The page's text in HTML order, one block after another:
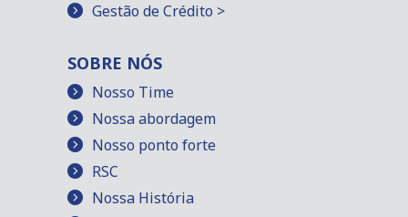
Gestão de Crédito >
SOBRE NÓS
Nosso Time
Nossa abordagem
Nosso ponto forte
RSC
Nossa História